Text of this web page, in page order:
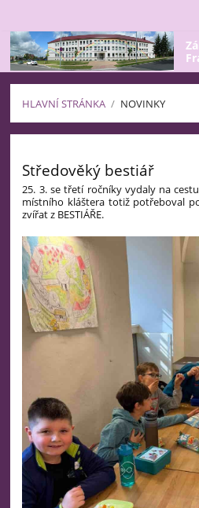
HLAVNÍ STRÁNKA / NOVINKY
Středověký bestiář
25. 3. se třetí ročníky vydaly na
místního kláštera totiž potřeboval
zvířat z BESTIÁŘE.